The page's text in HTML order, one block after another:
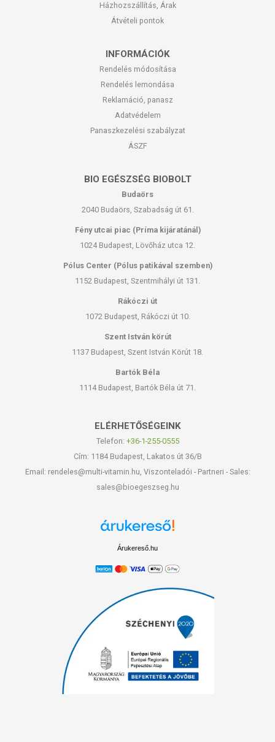
Házhozszállítás, Árak
Átvételi pontok
INFORMÁCIÓK
Rendelés módosítása
Rendelés lemondása
Reklamáció, panasz
Adatvédelem
Panaszkezelési szabályzat
ÁSZF
BIO EGÉSZSÉG BIOBOLT
Budaörs
2040 Budaörs, Szabadság út 61.
Fény utcai piac (Príma kijáratánál)
1024 Budapest, Lövőház utca 12.
Pólus Center (Pólus patikával szemben)
1152 Budapest, Szentmihályi út 131.
Rákóczi út
1072 Budapest, Rákóczi út 10.
Szent István körút
1137 Budapest, Szent István Körút 18.
Bartók Béla
1114 Budapest, Bartók Béla út 71.
ELÉRHETŐSÉGEINK
Telefon: +36-1-255-0555
Cím: 1184 Budapest, Lakatos út 36/B
Email: rendeles@multi-vitamin.hu, Viszonteladói - Partneri - Sales:
sales@bioegeszseg.hu
Árukereső.hu